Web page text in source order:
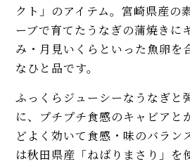
クト」のアイテム。宮崎県産の
ーブで育てたうなぎの蒲焼きに
み・月見いくらといった魚卵を
なひと品です。
ふっくらジューシーなうなぎと
に、プチプチ食感のキャビアと
どよく効いて食感・味のバラン
は秋田県産「ねばりまさり」を